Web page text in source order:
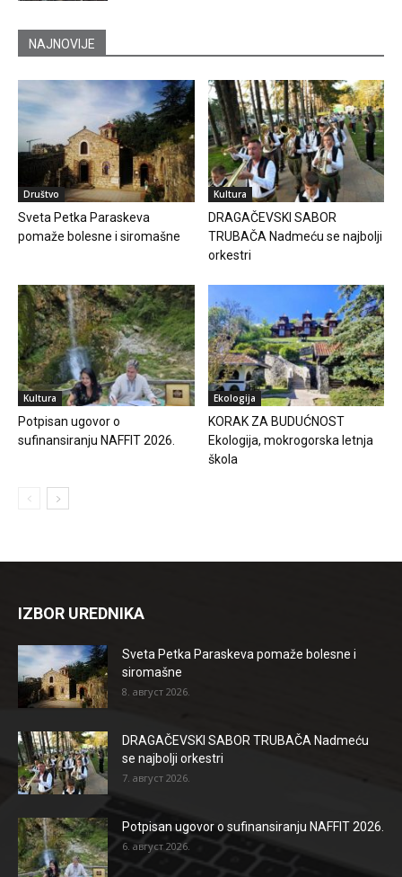
NAJNOVIJE
Društvo
Sveta Petka Paraskeva
pomaže bolesne i siromašne
Kultura
DRAGAČEVSKI SABOR
TRUBAČA Nadmeću se najbolji
orkestri
Kultura
Potpisan ugovor o
sufinansiranju NAFFIT 2026.
Ekologija
KORAK ZA BUDUĆNOST
Ekologija, mokrogorska letnja
škola
IZBOR UREDNIKA
Sveta Petka Paraskeva pomaže bolesne i
siromašne
8. август 2026.
DRAGAČEVSKI SABOR TRUBAČA Nadmeću
se najbolji orkestri
7. август 2026.
Potpisan ugovor o sufinansiranju NAFFIT 2026.
6. август 2026.